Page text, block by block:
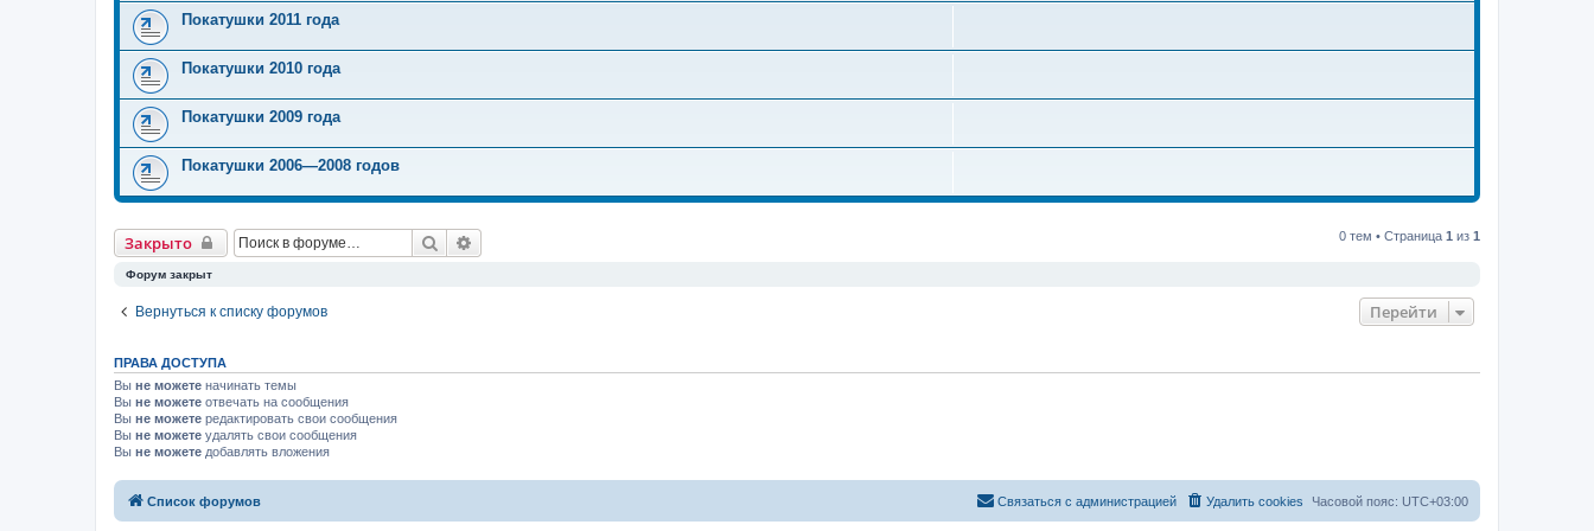
Покатушки 2011 года
Покатушки 2010 года
Покатушки 2009 года
Покатушки 2006—2008 годов
Закрыто Поиск 0 тем • Страница 1 из 1
Форум закрыт
Вернуться к списку форумов Перейти
ПРАВА ДОСТУПА
Вы не можете начинать темы
Вы не можете отвечать на сообщения
Вы не можете редактировать свои сообщения
Вы не можете удалять свои сообщения
Вы не можете добавлять вложения
Список форумов Часовой пояс: UTC+03:00
Удалить cookies
Связаться с администрацией